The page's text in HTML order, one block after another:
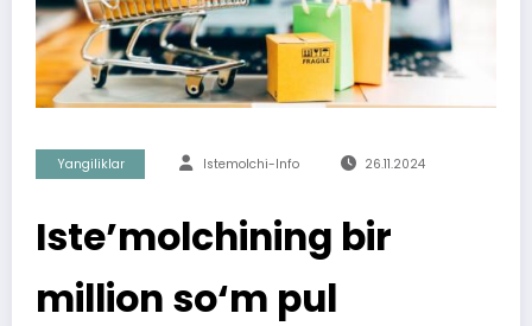
Yangiliklar Istemolchi-Info 26.11.2024
Iste’molchining bir
million so‘m pul